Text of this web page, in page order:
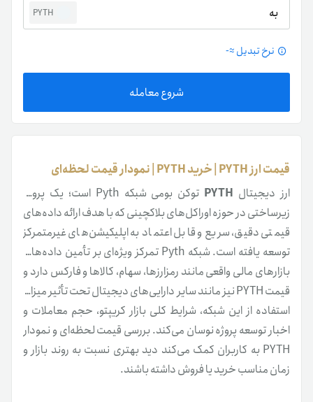
به PYTH
نرخ تبدیل ≈-
شروع معامله
قیمت ارز PYTH | خرید PYTH | نمودار قیمت لحظه‌ای
ارز دیجیتال PYTH
توکن بومی شبکه Pyth است؛ یک پروژه
زیرساختی در حوزه اوراکل‌های بلاکچینی که با هدف ارائه داده‌های
قیمتی دقیق، سریع و قابل اعتماد به اپلیکیشن‌های غیرمتمرکز
توسعه یافته است. شبکه Pyth تمرکز ویژه‌ای بر تأمین داده‌های
بازارهای مالی واقعی مانند رمزارزها، سهام، کالاها و فارکس دارد و
قیمت PYTH نیز مانند سایر دارایی‌های دیجیتال تحت تأثیر میزان
استفاده از این شبکه، شرایط کلی بازار کریپتو، حجم معاملات و
اخبار توسعه پروژه نوسان می‌کند. بررسی قیمت لحظه‌ای و نمودار
PYTH به کاربران کمک می‌کند دید بهتری نسبت به روند بازار و
زمان مناسب خرید یا فروش داشته باشند.